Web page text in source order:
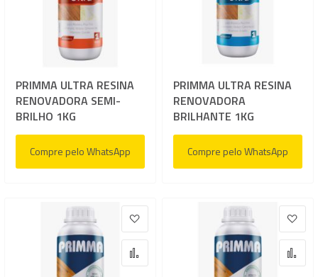
PRIMMA ULTRA RESINA
RENOVADORA SEMI-
BRILHO 1KG
Compre pelo WhatsApp
PRIMMA ULTRA RESINA
RENOVADORA
BRILHANTE 1KG
Compre pelo WhatsApp
Adicionar à lista de desejos
Adicionar para Comparar